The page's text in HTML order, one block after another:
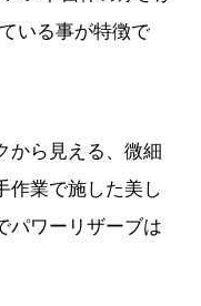
いる事が特徴で
から見える、微細
作業で施した美し
パワーリザーブは